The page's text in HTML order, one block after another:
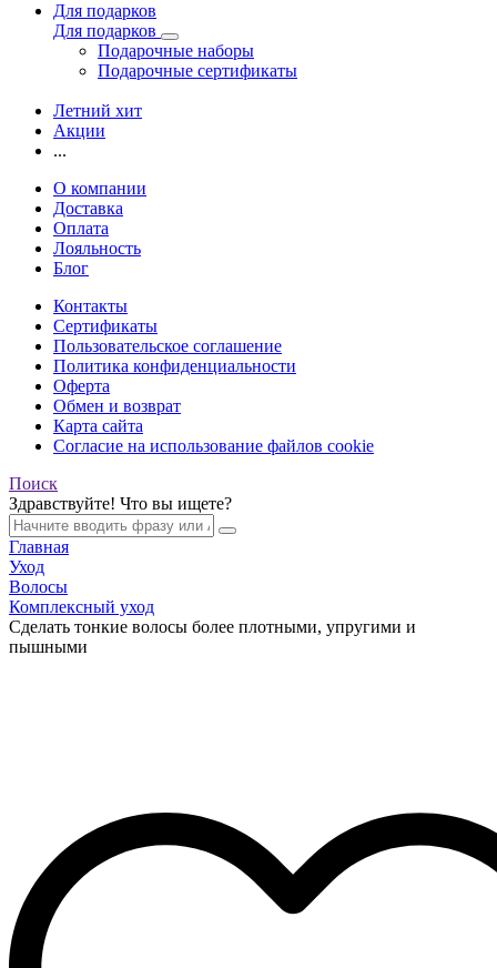
Для подарков
Для подарков
Подарочные наборы
Подарочные сертификаты
Летний хит
Акции
...
О компании
Доставка
Оплата
Лояльность
Блог
Контакты
Сертификаты
Пользовательское соглашение
Политика конфиденциальности
Оферта
Обмен и возврат
Карта сайта
Согласие на использование файлов cookie
Поиск
Здравствуйте! Что вы ищете?
Главная
Уход
Волосы
Комплексный уход
Сделать тонкие волосы более плотными, упругими и
пышными